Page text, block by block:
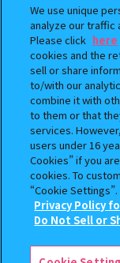
検索中
超宇
ルギア
ガチャガチャの
埼玉県川口市栄町3-
8.2km
ガシャポンバン
京ソラマチ店
東京都墨田区押上一丁
ウン4F イーストヤード
ガチャガチャの
東京都墨田区太平4-1-
9.1km
＃C-plaパルコ錦
We use unique
analyze our traffic
Please click here
cookies and the
sell or share
to/with our
combine it with
to them or that
services.
users under 16
Cookies” if you
cookies. To
“Cookie Settings”.
Privacy Policy
Do Not Sell or